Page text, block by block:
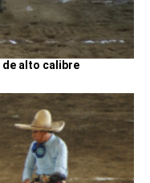
de alto calibre